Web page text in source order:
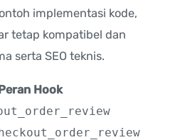
implementasi kode,
tetap kompatibel dan
serta SEO teknis.
Hook